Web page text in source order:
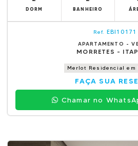
DORM BANHEIRO
Ref. EBI10171
APARTAMENTO -
MORRETES -
Merlot Residencial em
FAÇA SUA
Chamar no